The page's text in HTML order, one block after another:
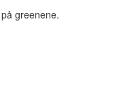
greenene.